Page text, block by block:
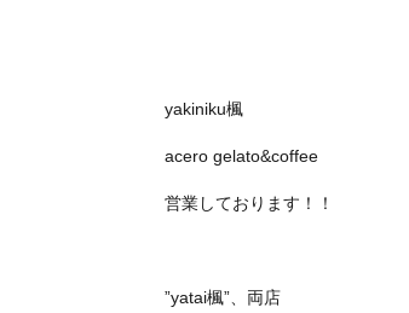
yakiniku楓
acero gelato&coffee
営業しております！！
”yatai楓”、両店